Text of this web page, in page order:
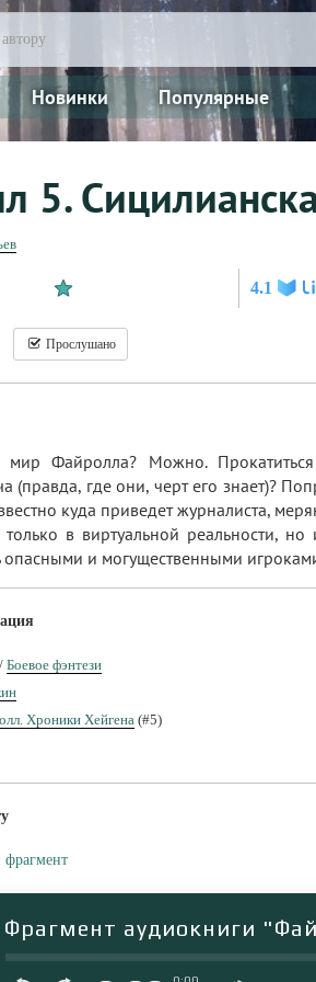
Новинки Популярные
5.
4.1
Прослушано
мир Файролла? Можно.
(правда, где они, черт его знает)?
куда приведет журналиста,
только в виртуальной реальности,
опасными и могущественными
/ Боевое фэнтези
Хроники Хейгена (#5)
фрагмент
Фрагмент аудиокниги